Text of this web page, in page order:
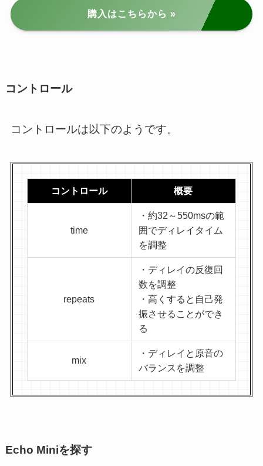
購入はこちらから »
コントロール
コントロールは以下のようです。
コントロール 概要
time
・約32～550msの範
囲でディレイタイム
を調整
repeats
・ディレイの反復回
数を調整
・高くすると自己発
振させることができ
る
mix
・ディレイと原音の
バランスを調整
Echo Miniを探す